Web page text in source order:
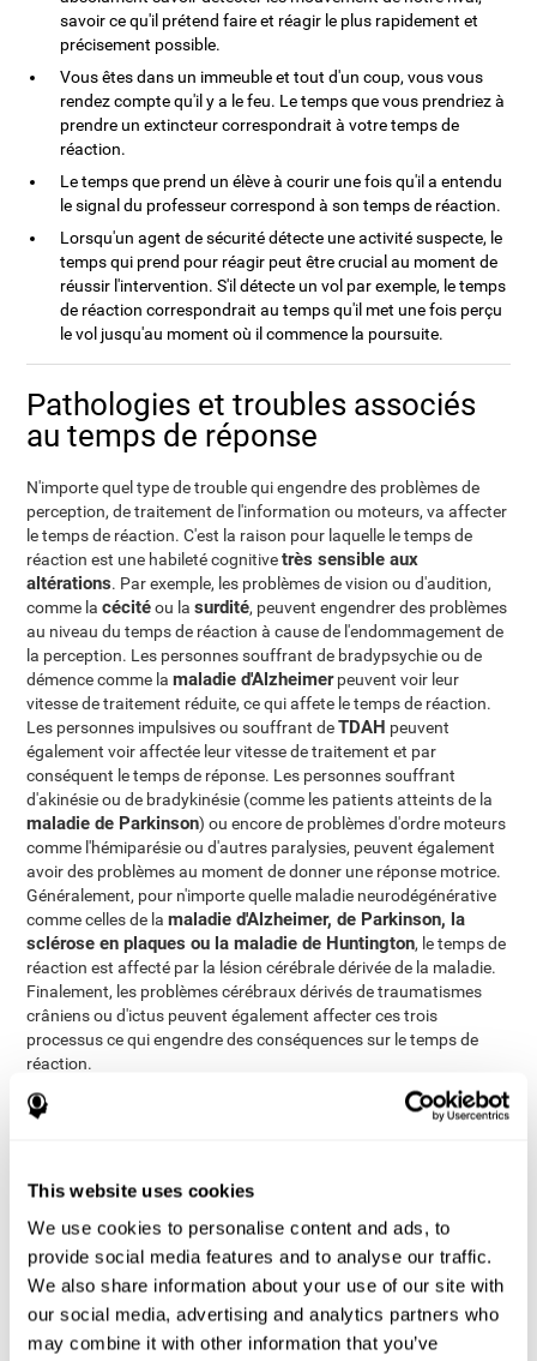
This website uses cookies
We use cookies to personalise content and ads, to
provide social media features and to analyse our traffic.
We also share information about your use of our site with
our social media, advertising and analytics partners who
may combine it with other information that you’ve
savoir ce qu'il prétend faire et réagir le plus rapidement et
précisement possible.
Vous êtes dans un immeuble et tout d'un coup, vous vous
rendez compte qu'il y a le feu. Le temps que vous prendriez à
prendre un extincteur correspondrait à votre temps de
réaction.
Le temps que prend un élève à courir une fois qu'il a entendu
le signal du professeur correspond à son temps de réaction.
Lorsqu'un agent de sécurité détecte une activité suspecte, le
temps qui prend pour réagir peut être crucial au moment de
réussir l'intervention. S'il détecte un vol par exemple, le temps
de réaction correspondrait au temps qu'il met une fois perçu
le vol jusqu'au moment où il commence la poursuite.
Pathologies et troubles associés
au temps de réponse
N'importe quel type de trouble qui engendre des problèmes de
perception, de traitement de l'information ou moteurs, va affecter
le temps de réaction. C'est la raison pour laquelle le temps de
réaction est une habileté cognitivetrès sensible aux
altérations. Par exemple, les problèmes de vision ou d'audition,
comme lacécitéou lasurdité, peuvent engendrer des problèmes
au niveau du temps de réaction à cause de l'endommagement de
la perception. Les personnes souffrant de bradypsychie ou de
démence comme lamaladie d'Alzheimerpeuvent voir leur
vitesse de traitement réduite, ce qui affete le temps de réaction.
Les personnes impulsives ou souffrant deTDAH peuvent
également voir affectée leur vitesse de traitement et par
conséquent le temps de réponse. Les personnes souffrant
d'akinésie ou de bradykinésie (comme les patients atteints de la
maladie de Parkinson) ou encore de problèmes d'ordre moteurs
comme l'hémiparésie ou d'autres paralysies, peuvent également
avoir des problèmes au moment de donner une réponse motrice.
Généralement, pour n'importe quelle maladie neurodégénérative
comme celles de lamaladie d'Alzheimer, de Parkinson, la
sclérose en plaques ou la maladie de Huntington, le temps de
réaction est affecté par la lésion cérébrale dérivée de la maladie.
Finalement, les problèmes cérébraux dérivés de traumatismes
crâniens ou d'ictus peuvent également affecter ces trois
processus ce qui engendre des conséquences sur le temps de
réaction.
Le trouble qui affecte le plus la vitesse avec laquelle nous traitons
une information est celui des
lésions axonales diffuses.
exemple), ses connexions peuvent être endommagées. Le
mouvement qui se produit dans le cerveau entraîne la fracture ou
le déchirement des axones (partie du neurone qui nous permet de
communiquer avec les autres neurones, la substance blanche du
cerveau). Ce dommage au niveau des axones ne se produit pas
dans une zone concrète du cerveau, les axones sont
endommagés au fur et à mesure et par delà engendre un